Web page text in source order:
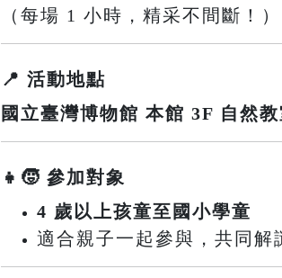
（每場 1 小時，精采不間斷！）
📍 活動地點
國立臺灣博物館 本館 3F 自然教
👧🧒 參加對象
4 歲以上孩童至國小學童
適合親子一起參與，共同解